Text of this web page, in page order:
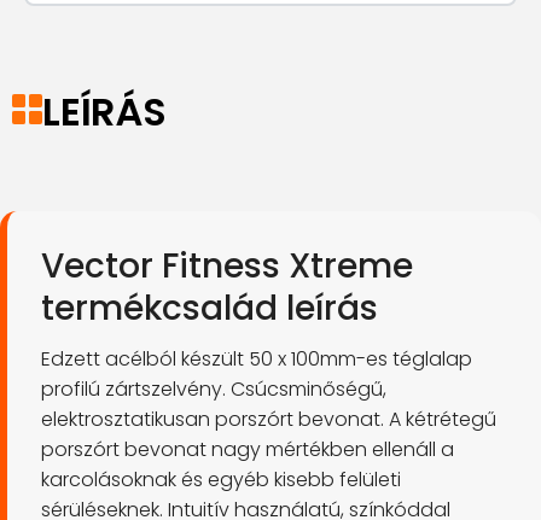
LEÍRÁS
Vector Fitness Xtreme
termékcsalád leírás
Edzett acélból készült 50 x 100mm-es téglalap
profilú zártszelvény. Csúcsminőségű,
elektrosztatikusan porszórt bevonat. A kétrétegű
porszórt bevonat nagy mértékben ellenáll a
karcolásoknak és egyéb kisebb felületi
sérüléseknek. Intuitív használatú, színkóddal